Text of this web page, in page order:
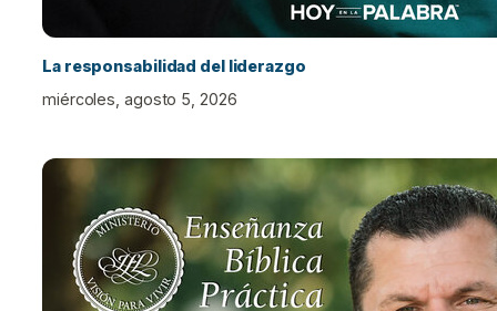
La responsabilidad del liderazgo
miércoles, agosto 5, 2026